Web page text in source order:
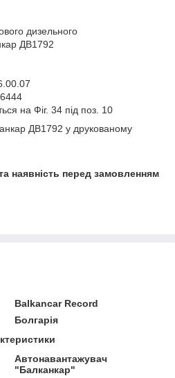
дизельного
ДВ1792
на Фіг. 34 під поз. 10
ДВ1792 у друкованому
наявність перед замовленням
Balkancar Record
Болгарія
Автонавантажувач
"Балканкар"